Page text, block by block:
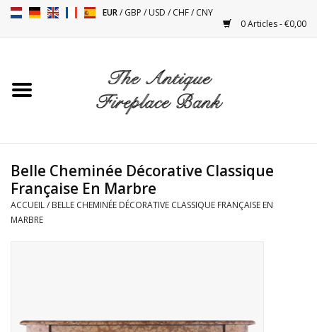
EUR/GBP /USD /CHF/CNY
0 Articles - €0,00
Cheminées Antiques
Poêles
Tables
Aménagement Extérieur
Belle Cheminée Décorative Classique
Française En Marbre
ACCUEIL/ BELLE CHEMINÉE DÉCORATIVE CLASSIQUE FRANÇAISE EN
MARBRE